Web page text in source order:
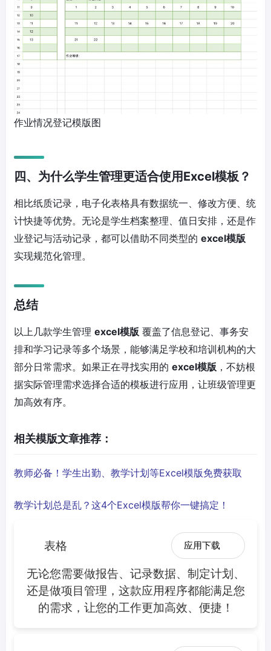
作业情况登记模版图
四、为什么学生管理更适合使用Excel模板？
相比纸质记录，电子化表格具有数据统一、修改方便、统
计快捷等优势。无论是学生档案整理、值日安排，还是作
业登记与活动记录，都可以借助不同类型的 excel模版
实现规范化管理。
总结
以上几款学生管理 excel模版 覆盖了信息登记、事务安
排和学习记录等多个场景，能够满足学校和培训机构的大
部分日常需求。如果正在寻找实用的 excel模版 ，不妨根
据实际管理需求选择合适的模板进行应用，让班级管理更
加高效有序。
相关模版文章推荐：
教师必备！学生出勤、教学计划等Excel模版免费获取
教学计划总是乱？这4个Excel模版帮你一键搞定！
表格 应用下载
无论您需要做报告、记录数据、制定计划、
还是做项目管理，这款应用程序都能满足您
的需求，让您的工作更加高效、便捷！